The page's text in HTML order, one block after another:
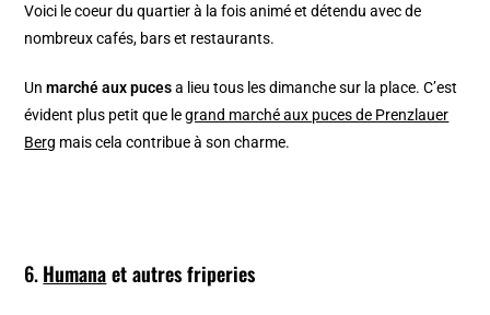
Voici le coeur du quartier à la fois animé et détendu avec de
nombreux cafés, bars et restaurants.
Unmarché aux pucesa lieu tous les dimanche sur la place. C’est
évident plus petit que legrand marché aux puces de Prenzlauer
Berg mais cela contribue à son charme.
6.Humanaet autres friperies